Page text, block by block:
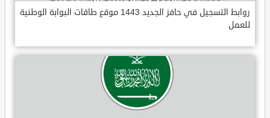
روابط التسجيل في حافز الجديد 1443 موقع طاقات البوابة الوطنية
للعمل